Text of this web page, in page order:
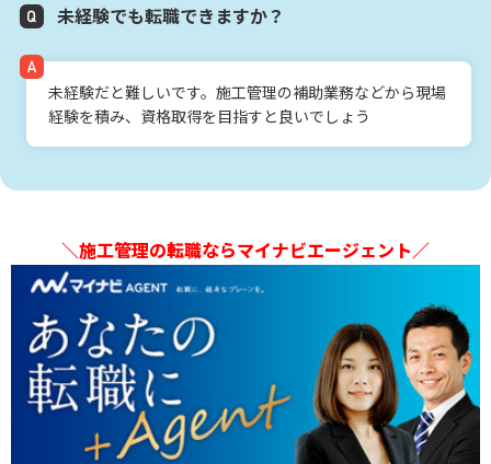
未経験でも転職できますか？
未経験だと難しいです。施工管理の補助業務などから現場
経験を積み、資格取得を目指すと良いでしょう
＼施工管理の転職ならマイナビエージェント／